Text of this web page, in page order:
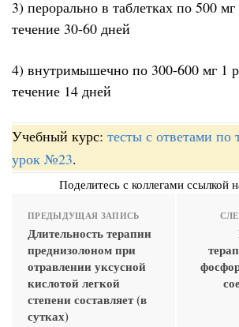
3) перорально в таблетках по 500
течение 30-60 дней
4) внутримышечно по 300-600 мг 1
течение 14 дней
Учебный курс: тесты с ответами по
урок №23.
Поделитесь с коллегами ссылкой
ПРЕДЫДУЩАЯ ЗАПИСЬ
Длительность терапии
преднизолоном при
отравлении уксусной
кислотой легкой
степени составляет (в
сутках)